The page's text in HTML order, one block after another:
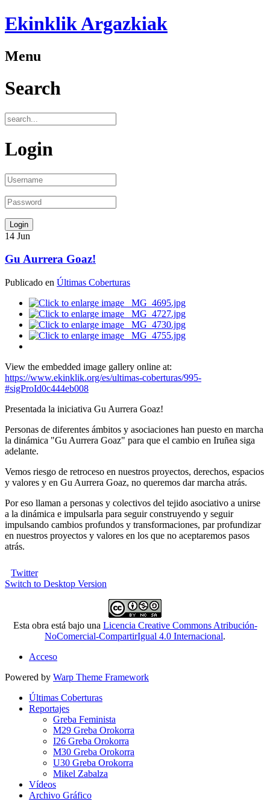
Ekinklik Argazkiak
Menu
Search
Login
14 Jun
Gu Aurrera Goaz!
Publicado en Últimas Coberturas
View the embedded image gallery online at:
https://www.ekinklik.org/es/ultimas-coberturas/995-
#sigProId0c444eb008
Presentada la iniciativa Gu Aurrera Goaz!
Personas de diferentes ámbitos y asociaciones han puesto en marcha
la dinámica "Gu Aurrera Goaz" para que el cambio en Iruñea siga
adelante.
Vemos riesgo de retroceso en nuestros proyectos, derechos, espacios
y valores y en Gu Aurrera Goaz, no queremos dar marcha atrás.
Por eso llaman a personas y colectivos del tejido asociativo a unirse
a la dinámica e impulsarla para seguir construyendo y seguir
impulsando cambios profundos y transformaciones, par profundizar
en nuestros proyectos y valores en los que no aceptaremos pasos
atrás.
Twitter
Switch to Desktop Version
Esta obra está bajo una Licencia Creative Commons Atribución-
NoComercial-CompartirIgual 4.0 Internacional.
Acceso
Powered by Warp Theme Framework
Últimas Coberturas
Reportajes
Greba Feminista
M29 Greba Orokorra
I26 Greba Orokorra
M30 Greba Orokorra
U30 Greba Orokorra
Mikel Zabalza
Vídeos
Archivo Gráfico